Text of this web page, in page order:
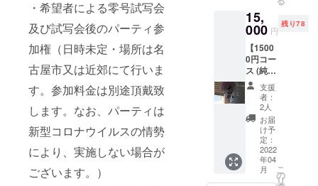
・希望者による零号試写会
及び試写会後のパーティ参
加権（日時未定・場所は名
古屋市又は近郊にて行いま
す。参加料金は別途頂戴致
します。なお、パーティは
新型コロナウイルスの情勢
により、実施しない場合が
ございます。）
ルのデ
ザイン
は仮の
もので
す。都
合によ
り変更
になる
場合が
ござい
ますの
でご了
承くだ
い。）
らかな
口当た
りです
が、の
どごし
にコク
があ
り、ど
んな食
事にも
合わせ
ること
ができ
ます。
（ラベ
ルのデ
瓢」
720ml
瓶1本
（特別
記念ラ
ベル）
を提供
致しま
す。 岐
阜県産
の酒造
好適
米“ひだ
ほま
れ”を
55％ま
(本編
データ
のダウ
ンロー
ド用url
をメー
ルでお
送りす
る予定
です) ・
上記の
内容全
部に加
えて、
水谷酒
がござ
いま
す。）
・作品
完成
後、本
編の限
定公開
(本編
データ
のダウ
ンロー
ド用url
をメー
ルでお
市又は
近郊に
て行い
ます。
参加料
金は別
途頂戴
致しま
す。な
お、
パー
ティは
新型コ
ロナウ
イルス
告及び
メッ
セージ
動画等
の配信
（作品
完成ま
で不定
期） ・
希望者
による
零号試
写会及
び試写
会後の
良俗に
反しな
いも
の・機
種依存
文字等
でない
もので
お願い
致しま
す。必
ず備考
欄にご
希望の
お名前
15,
000 円
残り78
【1500
0円コー
ス (純米
大吟醸
千瓢
奏)】 ※
リター
ンに酒
類を含
むた
め、未
成年者
支援
者：
2人
お届
け予
定：
2022
年04
月
こ
の
リ